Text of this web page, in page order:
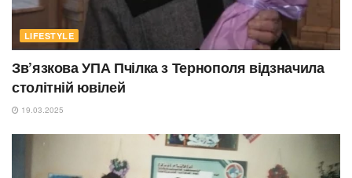
LIFESTYLE
Зв’язкова УПА Пчілка з Тернополя відзначила
столітній ювілей
19.03.2025